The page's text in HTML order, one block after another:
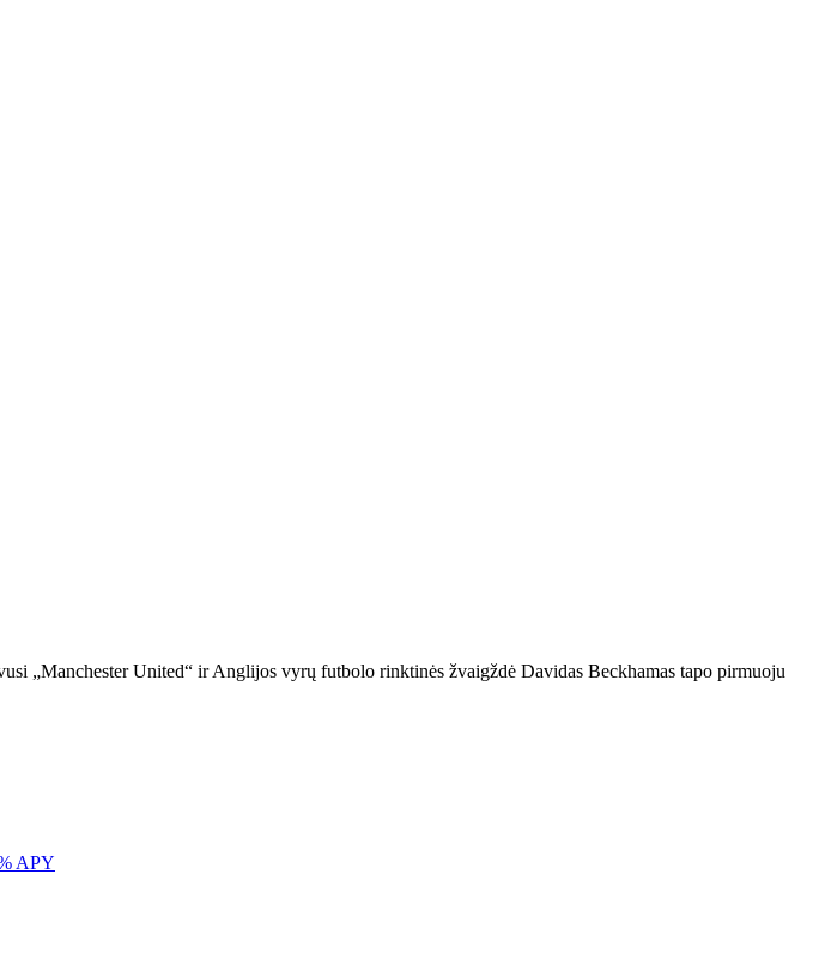
„Manchester United“ ir Anglijos vyrų futbolo rinktinės žvaigždė Davidas Beckhamas tapo pirmuoju
APY